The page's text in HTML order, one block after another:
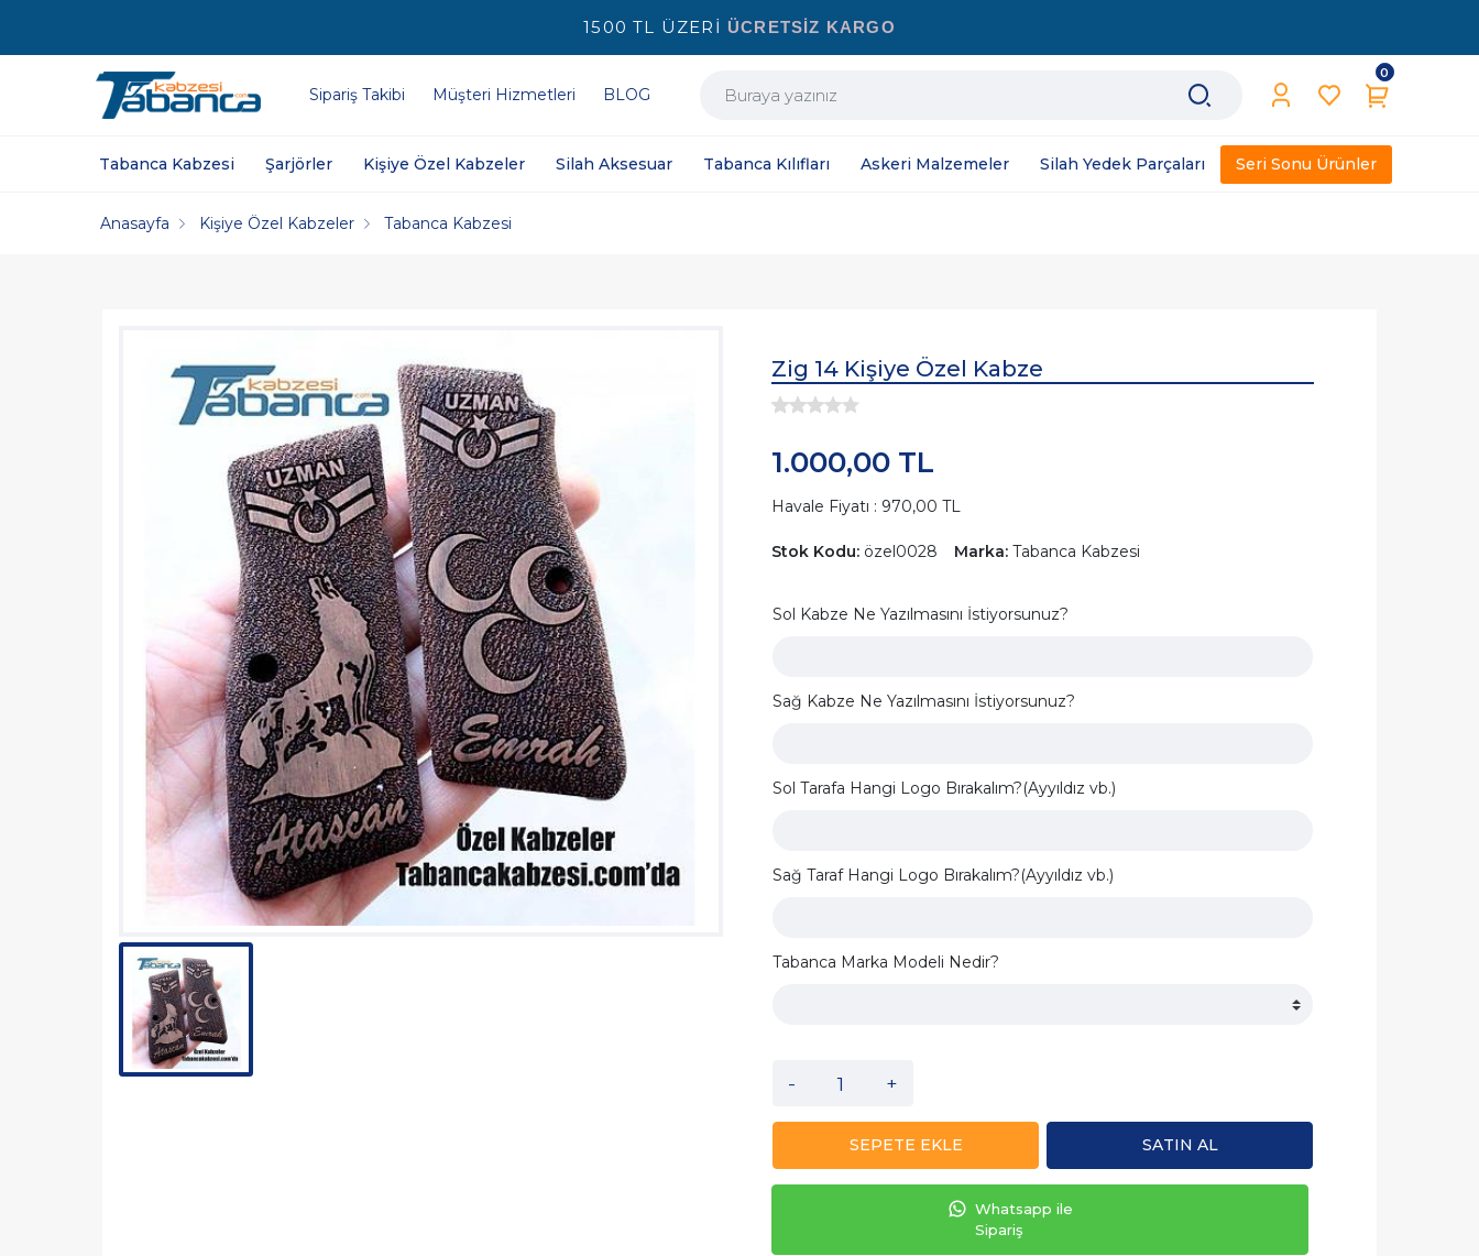
1500 TL ÜZERİ ÜCRETSİZ KARGO
Sipariş Takibi Müşteri Hizmetleri BLOG
0
Tabanca Kabzesi Şarjörler Kişiye Özel Kabzeler Silah Aksesuar Tabanca Kılıfları Askeri Malzemeler Silah Yedek Parçaları Seri Sonu Ürünler
Anasayfa Kişiye Özel Kabzeler Tabanca Kabzesi
Zig 14 Kişiye Özel Kabze
1.000,00 TL
Havale Fiyatı : 970,00 TL
Stok Kodu: özel0028 Marka: Tabanca Kabzesi
Sol Kabze Ne Yazılmasını İstiyorsunuz?
Sağ Kabze Ne Yazılmasını İstiyorsunuz?
Sol Tarafa Hangi Logo Bırakalım?(Ayyıldız vb.)
Sağ Taraf Hangi Logo Bırakalım?(Ayyıldız vb.)
Tabanca Marka Modeli Nedir?
- +
SEPETE EKLE SATIN AL
Whatsapp ile
Sipariş